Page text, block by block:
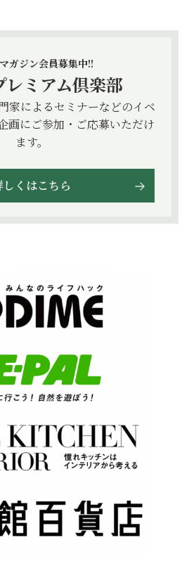
ガジン会員募集中!!
レミアム倶楽部
家によるセミナーなどのイベ
画にご参加・ご応募いただけ
ます。
しくはこちら